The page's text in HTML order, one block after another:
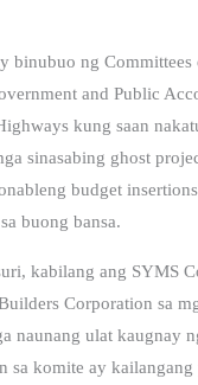
binubuo ng Committees
and Public
kung saan
sinasabing ghost
budget
buong bansa.
kabilang ang SYMS
Corporation sa
naunang ulat kaugnay
sa komite ay kailangang